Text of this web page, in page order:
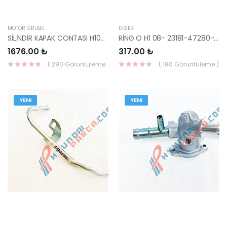
MOTOR GRUBU
SİLİNDİR KAPAK CONTASI H100 KMY / BONGO / H350 CRDİ 22311-4A700-HMC
1676.00 ₺
( 290 Görüntüleme )
DIĞER
RİNG O H1 08- 23181-47280-HMC
317.00 ₺
( 180 Görüntüleme )
YENI YENI